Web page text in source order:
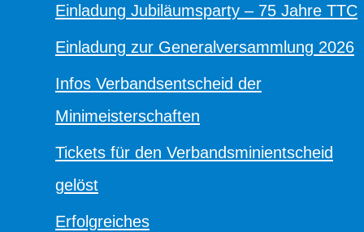
Einladung Jubiläumsparty – 75 Jahre TTC
Einladung zur Generalversammlung 2026
Infos Verbandsentscheid der
Minimeisterschaften
Tickets für den Verbandsminientscheid
gelöst
Erfolgreiches